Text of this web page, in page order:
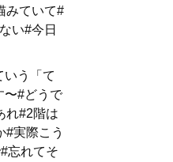
みていて#
い#今日
いう「て
〜#どうで
れ#2階は
#実際こう
忘れてそ